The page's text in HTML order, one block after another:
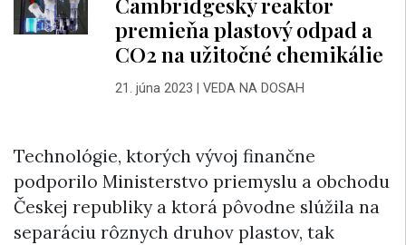
premieňa plastový odpad a
CO2 na užitočné chemikálie
21. júna 2023 VEDA NA DOSAH
Technológie, ktorých vývoj finančne
podporilo Ministerstvo priemyslu a obchodu
Českej republiky a ktorá pôvodne slúžila na
separáciu rôznych druhov plastov, tak